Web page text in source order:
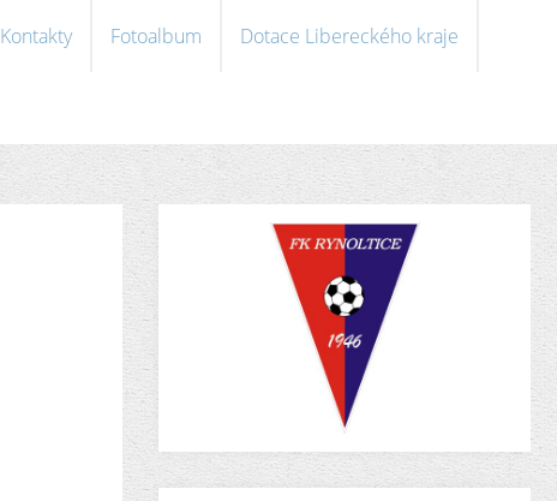
Kontakty Fotoalbum Dotace Libereckého kraje